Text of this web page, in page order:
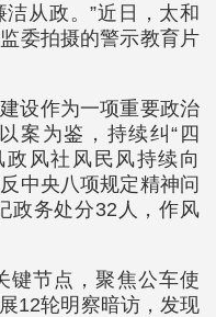
从政。”近日，太和
委拍摄的警示教育片
设作为一项重要政治
案为鉴，持续纠“四
风社风民风持续向
中央八项规定精神问
政务处分32人，作风
键节点，聚焦公车使
12轮明察暗访，发现